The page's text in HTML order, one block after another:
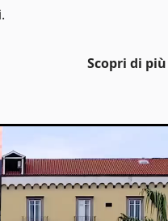
Scopri di